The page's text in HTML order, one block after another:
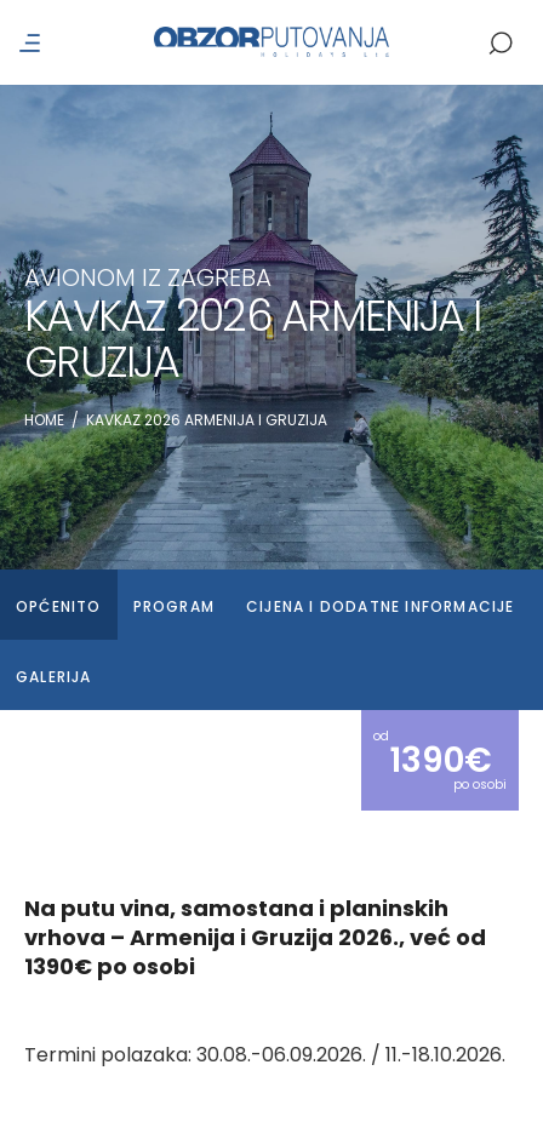
AVIONOM IZ ZAGREBA
KAVKAZ 2026 ARMENIJA I
GRUZIJA
HOME/KAVKAZ 2026 ARMENIJA I GRUZIJA
OPĆENITO
GALERIJA
PROGRAM CIJENA I DODATNE INFORMACIJE
od
1390€
po osobi
Na putu vina, samostana i planinskih
vrhova – Armenija i Gruzija 2026., već od
1390€ po osobi
Termini polazaka: 30.08.-06.09.2026. / 11.-18.10.2026.